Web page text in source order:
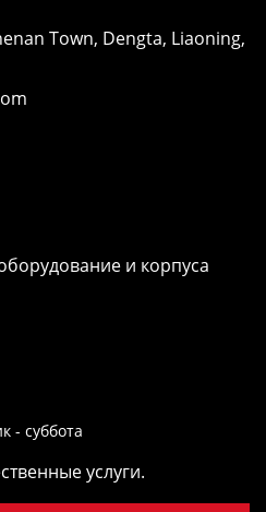
Town, Dengta, Liaoning,
и корпуса
- суббота
услуги.